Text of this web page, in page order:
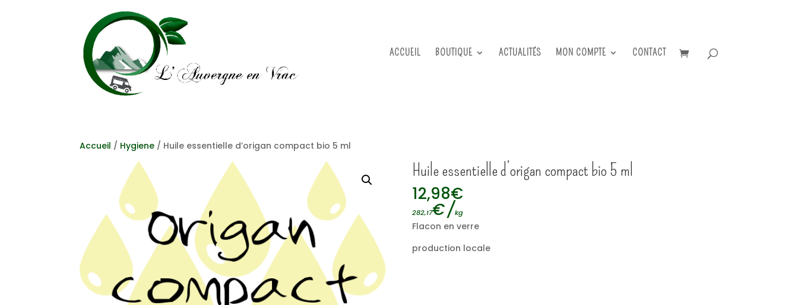
ACCUEIL BOUTIQUE ACTUALITÉS MON COMPTE CONTACT
Accueil / Hygiene / Huile essentielle d’origan compact bio 5 ml
Huile essentielle d’origan compact bio 5 ml
12,98€
282,17€/kg
Flacon en verre
production locale